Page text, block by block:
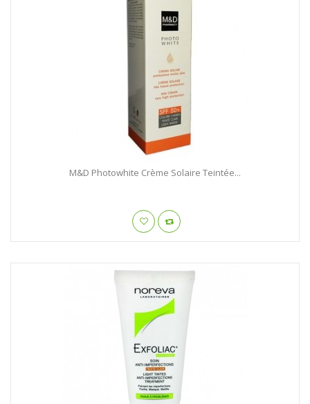
M&D Photowhite Crème Solaire Teintée...